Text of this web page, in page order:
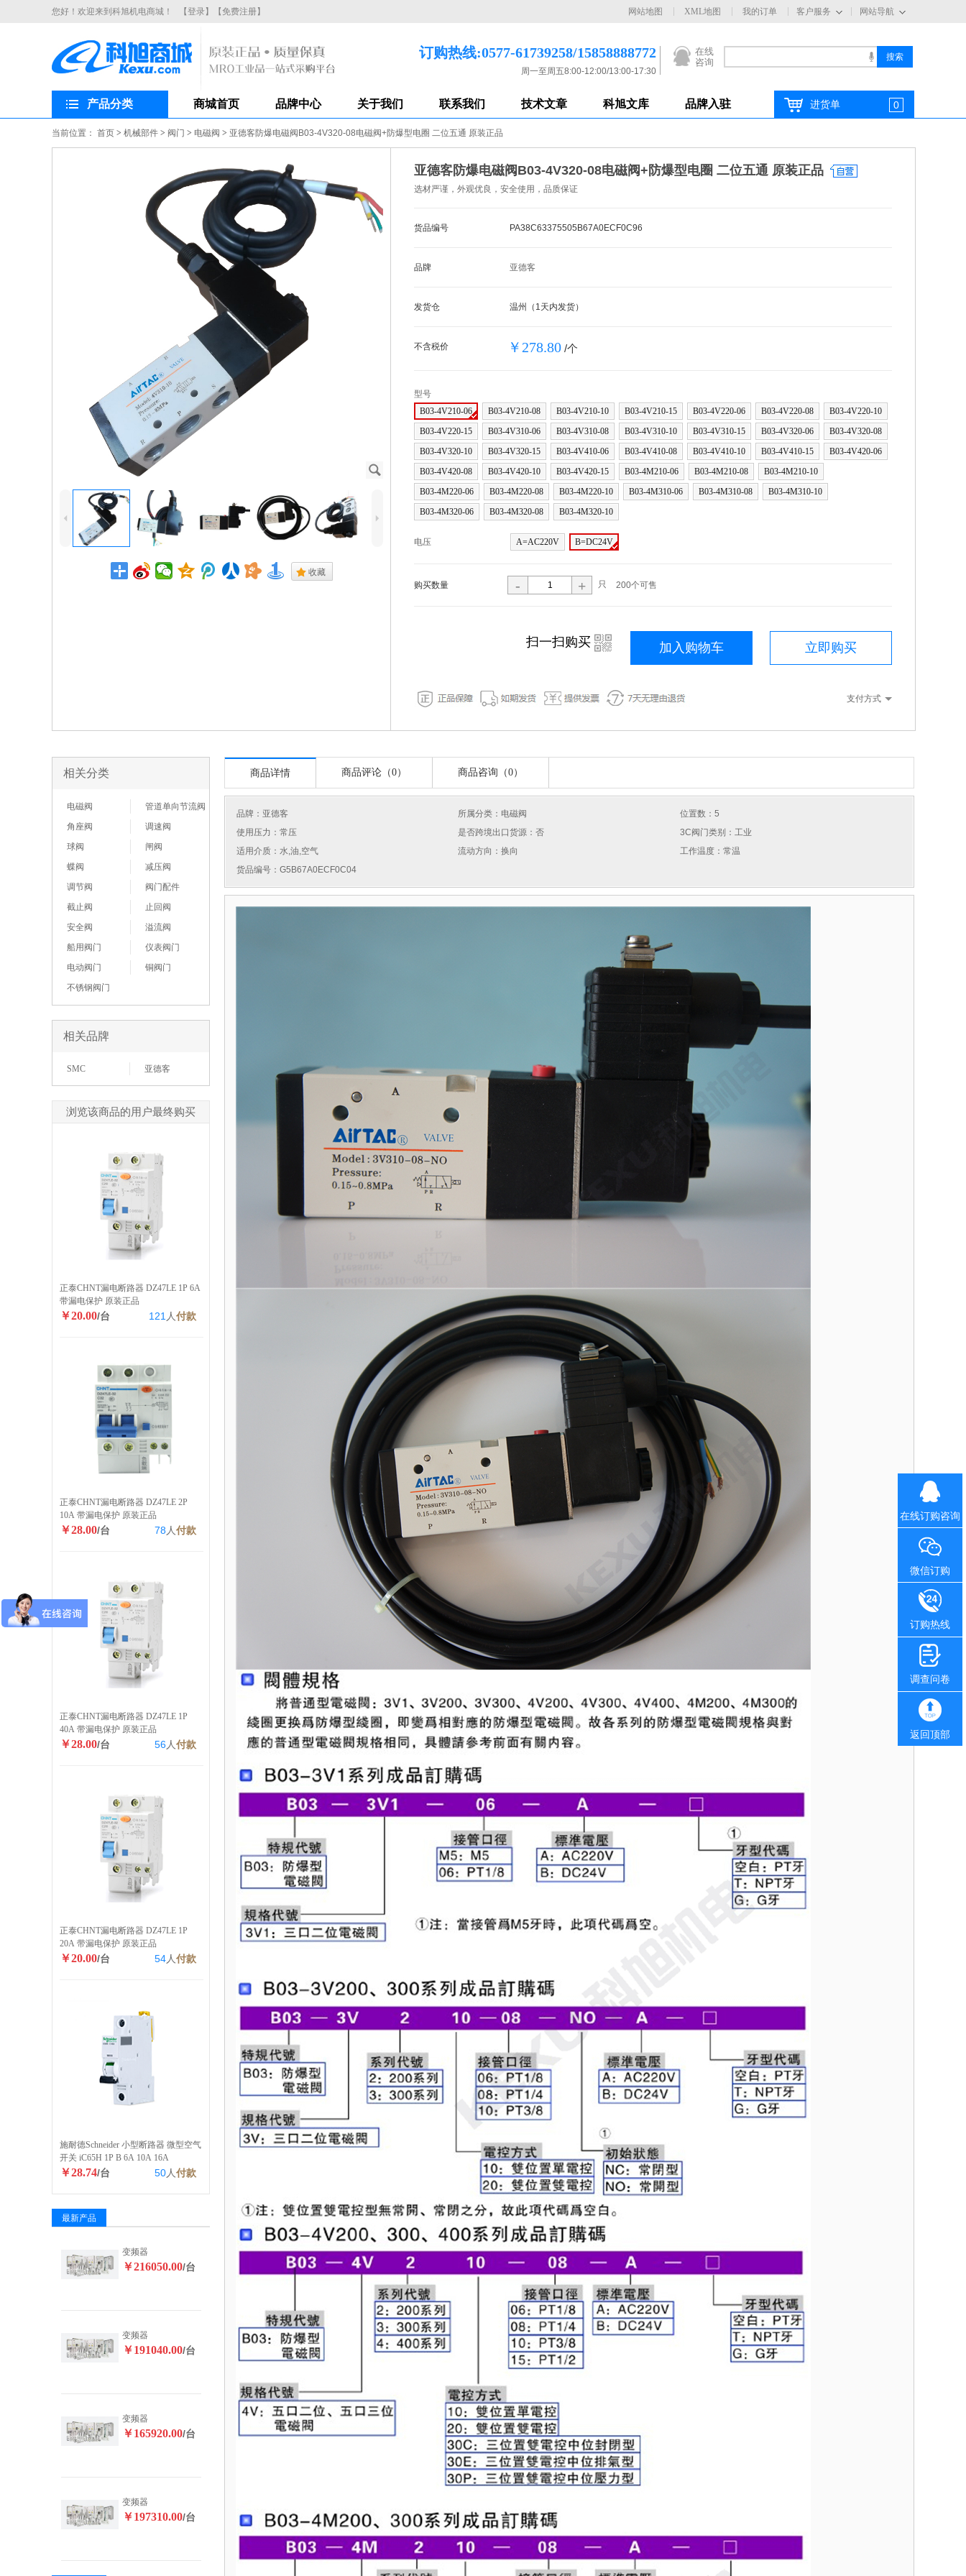
您好！欢迎来到科旭机电商城！ 【登录】 【免费注册】 网站导航
客户服务
网站地图 XML地图 我的订单
在线
咨询
订购热线:0577-61739258/15858888772
周一至周五8:00-12:00/13:00-17:30
产品分类 商城首页 品牌中心 关于我们 联系我们 技术文章 科旭文库 品牌入驻 进货单 0
当前位置： 首页 > 机械部件 > 阀门 > 电磁阀 > 亚德客防爆电磁阀B03-4V320-08电磁阀+防爆型电圈 二位五通 原装正品
J
4 5
. 收藏
亚德客防爆电磁阀B03-4V320-08电磁阀+防爆型电圈 二位五通 原装正品
选材严谨，外观优良，安全使用，品质保证
货品编号 PA38C63375505B67A0ECF0C96
品牌 亚德客
发货仓 温州（1天内发货）
不含税价 ￥278.80 /个
型号
B03-4V210-06
B03-4V210-08 B03-4V210-10 B03-4V210-15 B03-4V220-06 B03-4V220-08
B03-4V220-10
B03-4V220-15
B03-4V310-06 B03-4V310-08 B03-4V310-10 B03-4V310-15 B03-4V320-06
B03-4V320-08
B03-4V320-10
B03-4V320-15 B03-4V410-06 B03-4V410-08 B03-4V410-10 B03-4V410-15
B03-4V420-06
B03-4V420-08
B03-4V420-10 B03-4V420-15 B03-4M210-06 B03-4M210-08
B03-4M210-10
B03-4M220-06
B03-4M220-08 B03-4M220-10 B03-4M310-06 B03-4M310-08
B03-4M310-10
B03-4M320-06
B03-4M320-08 B03-4M320-10
电压 A=AC220V B=DC24V
购买数量 - + 只 200个可售
立即购买
加入购物车
扫一扫购买 i
支付方式
相关分类
电磁阀
管道单向节流阀
角座阀
调速阀
球阀
闸阀
蝶阀
减压阀
调节阀
阀门配件
截止阀
止回阀
安全阀
溢流阀
船用阀门
仪表阀门
电动阀门
铜阀门
不锈钢阀门
相关品牌
SMC 亚德客
浏览该商品的用户最终购买
正泰CHNT漏电断路器 DZ47LE 1P 6A
带漏电保护 原装正品
￥20.00/台 121 人付款
正泰CHNT漏电断路器 DZ47LE 2P
10A 带漏电保护 原装正品
￥28.00/台 78 人付款
正泰CHNT漏电断路器 DZ47LE 1P
40A 带漏电保护 原装正品
￥28.00/台 56人付款
正泰CHNT漏电断路器 DZ47LE 1P
20A 带漏电保护 原装正品
￥20.00/台 54人付款
施耐德Schneider 小型断路器 微型空气
开关 iC65H 1P B 6A 10A 16A
￥28.74/台 50人付款
最新产品
变频器
￥216050.00/台
变频器
￥191040.00/台
变频器
￥165920.00/台
变频器
￥197310.00/台
商品详情 商品评论（0） 商品咨询（0）
品牌： 亚德客 所属分类：电磁阀
位置数：5
使用压力：常压
是否跨境出口货源：否
3C阀门类别：工业
适用介质：水,油,空气
流动方向：换向
工作温度：常温
货品编号：G5B67A0ECF0C04
在线订购咨询
微信订购
订购热线
调查问卷
返回顶部